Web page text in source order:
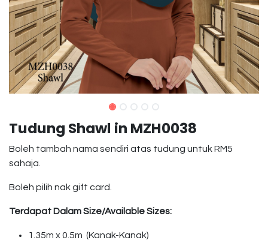
Tudung Shawl in MZH0038
Boleh tambah nama sendiri atas tudung untuk RM5
sahaja.
Boleh pilih nak gift card.
Terdapat Dalam Size/Available Sizes:
1.35m x 0.5m (Kanak-Kanak)